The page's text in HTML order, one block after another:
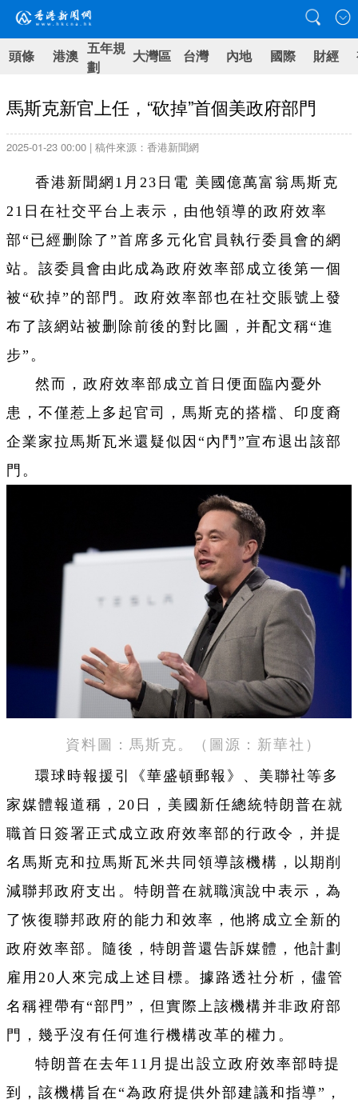
頭條 港澳 五年規
劃
大灣區 台灣 內地 國際 財經
馬斯克新官上任，“砍掉”首個美政府部門
2025-01-23 00:00 | 稿件來源：香港新聞網
香港新聞網1月23日電 美國億萬富翁馬斯克
21日在社交平台上表示，由他領導的政府效率
部“已經删除了”首席多元化官員執行委員會的網
站。該委員會由此成為政府效率部成立後第一個
被“砍掉”的部門。政府效率部也在社交賬號上發
布了該網站被删除前後的對比圖，并配文稱“進
步”。
然而，政府效率部成立首日便面臨內憂外
患，不僅惹上多起官司，馬斯克的搭檔、印度裔
企業家拉馬斯瓦米還疑似因“內鬥”宣布退出該部
門。
資料圖：馬斯克。（圖源：新華社）
環球時報援引《華盛頓郵報》、美聯社等多
家媒體報道稱，20日，美國新任總統特朗普在就
職首日簽署正式成立政府效率部的行政令，并提
名馬斯克和拉馬斯瓦米共同領導該機構，以期削
減聯邦政府支出。特朗普在就職演說中表示，為
了恢復聯邦政府的能力和效率，他將成立全新的
政府效率部。隨後，特朗普還告訴媒體，他計劃
雇用20人來完成上述目標。據路透社分析，儘管
名稱裡帶有“部門”，但實際上該機構并非政府部
門，幾乎沒有任何進行機構改革的權力。
特朗普在去年11月提出設立政府效率部時提
到，該機構旨在“為政府提供外部建議和指導”，